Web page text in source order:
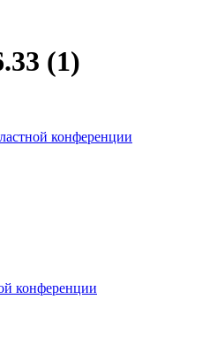
(1)
конференции
конференции